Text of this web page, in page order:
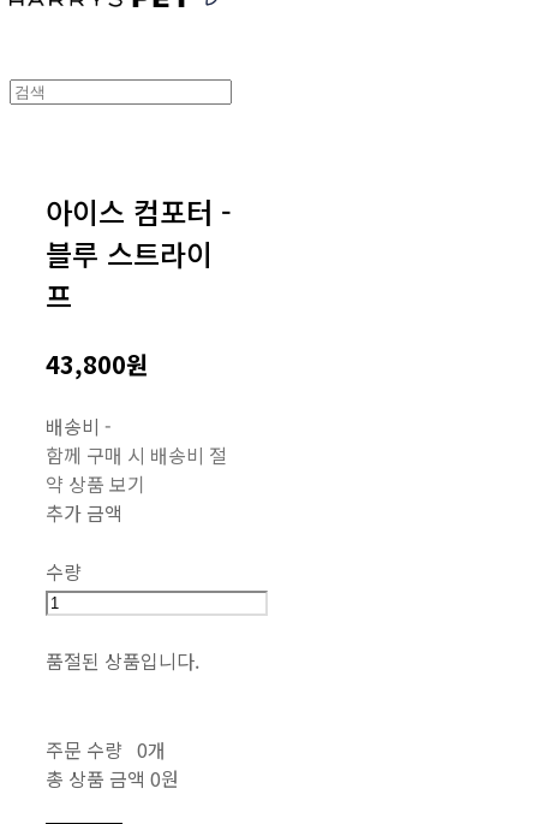
아이스 컴포터 -
블루 스트라이
프
43,800원
배송비-
함께 구매 시 배송비 절
약 상품 보기
추가 금액
수량
품절된 상품입니다.
주문 수량 0개
총 상품 금액 0원